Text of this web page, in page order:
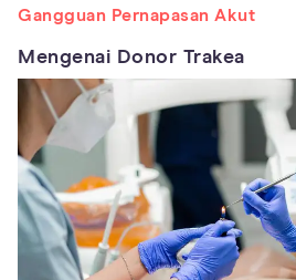
Gangguan Pernapasan Akut
Mengenai Donor Trakea